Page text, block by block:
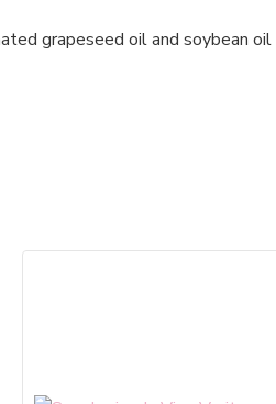
grapeseed oil and soybean